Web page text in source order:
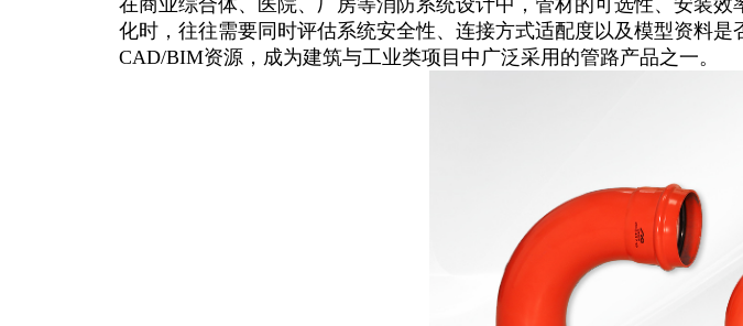
在商业综合体、医院、厂房等消防系统设计中，管材的可选性、安装
化时，往往需要同时评估系统安全性、连接方式适配度以及模型资料
CAD/BIM资源，成为建筑与工业类项目中广泛采用的管路产品之一。